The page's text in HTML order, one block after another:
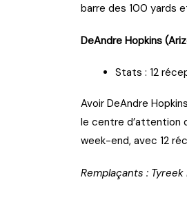
barre des 100 yards
DeAndre Hopkins
Stats : 12
Avoir DeAndre
le centre d’attention
week-end, avec 12
Remplaçants : Tyreek